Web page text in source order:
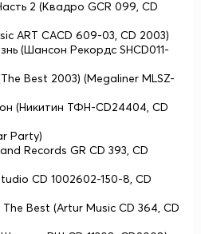
2 (Квадро GCR 099, CD
ART CACD 609-03, CD 2003)
(Шансон Рекордс SHCD011-
Best 2003) (Megaliner MLSZ-
(Никитин ТФН-CD24404, CD
Party)
Records GR CD 393, CD
CD 1002602-150-8, CD
Best (Artur Music CD 364, CD